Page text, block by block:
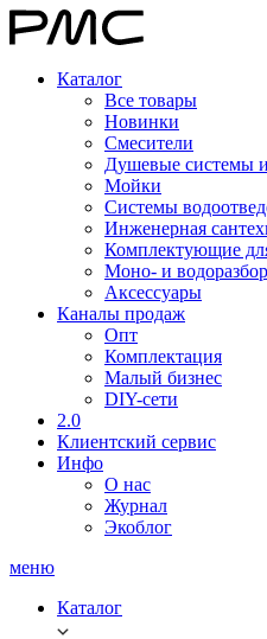
Каталог
Все товары
Новинки
Смесители
Душевые системы
Мойки
Системы
Инженерная
Комплектующие
Моно- и
Аксессуары
Каналы продаж
Опт
Комплектация
Малый бизнес
DIY-сети
2.0
Клиентский сервис
Инфо
О нас
Журнал
Экоблог
меню
Каталог